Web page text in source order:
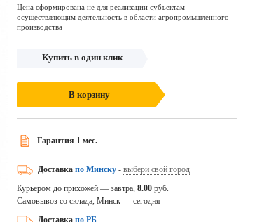
Цена сформирована не для реализации субъектам
осуществляющим деятельность в области агропромышленного
производства
Купить в один клик
В корзину
Гарантия 1 мес.
Доставка по Минску- выбери свой город
Курьером до прихожей — завтра, 8.00 руб.
Самовывоз со склада, Минск — сегодня
Доставка по РБ